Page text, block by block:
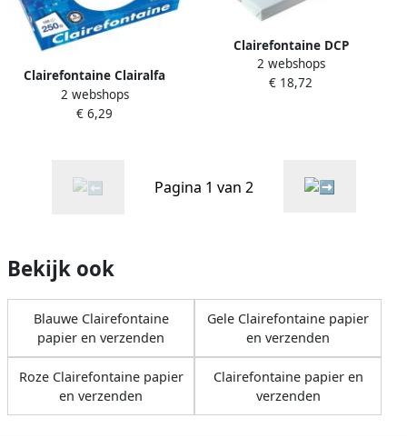
Clairefontaine Clairalfa
presentatiepapier A4 250 g
pak van 125 vel
2 webshops
€ 6,29
Clairefontaine DCP
presentatiepapier SRA3 120
g pak van 250 vel
2 webshops
€ 18,72
Pagina 1 van 2
Bekijk ook
Blauwe Clairefontaine
papier en verzenden
Gele Clairefontaine papier
en verzenden
Roze Clairefontaine papier
en verzenden
Clairefontaine papier en
verzenden